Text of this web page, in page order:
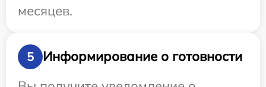
месяцев.
5
Информирование о готовности